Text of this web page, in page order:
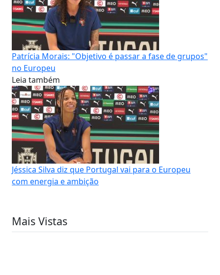
Patrícia Morais: "Objetivo é passar a fase de grupos"
no Europeu
Leia também
Jéssica Silva diz que Portugal vai para o Europeu
com energia e ambição
Mais Vistas